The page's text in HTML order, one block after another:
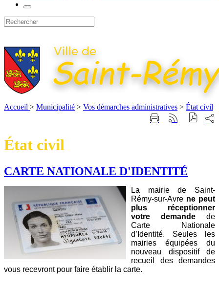
Accueil > Municipalité > Vos démarches administratives > État civil
ImprimerGénérer
sur
État civil
CARTE NATIONALE D'IDENTITÉ
La mairie de Saint-
Rémy-sur-Avre ne peut
plus réceptionner
votre demande de
Carte Nationale
d’Identité. Seules les
mairies équipées du
nouveau dispositif de
recueil des demandes
vous recevront pour faire établir la carte.